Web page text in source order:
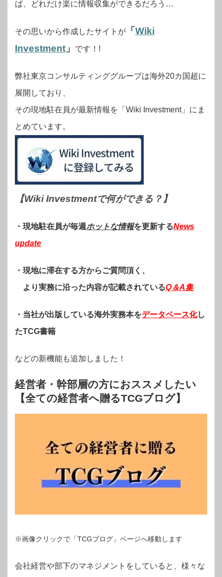
ば、どれだけ楽に情報収集ができるだろう…
その思いから作成したサイトが 「Wiki
Investment 」 です！!
弊社東京コンサルティンググループは海外20カ国超に
展開しており、
その現地駐在員が最新情報を「Wiki Investment」にま
とめています。
【Wiki Investmentで何ができる？ 】
・現地駐在員が毎週ホットな情報を更新するNews
update
・現地に滞在する方からご質問頂く、
より実務に沿った内容が記載されているQ＆A集
・当社が出版している海外実務本をデータベース化し
たTCG書籍
などの新機能も追加しました！
経営者・幹部層の方におススメしたい
【全ての経営者へ贈るTCGブログ】
※画像クリックで「TCGブログ」ページへ移動します
会社経営や部下のマネジメントをしていると、様々な